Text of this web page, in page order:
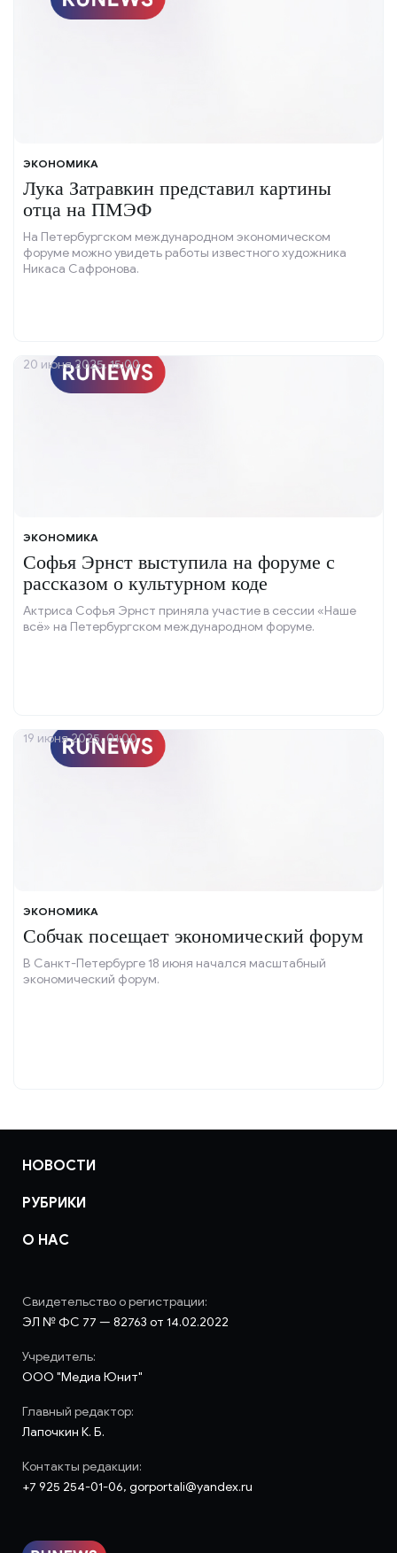
ЭКОНОМИКА
Лука Затравкин представил картины
отца на ПМЭФ
На Петербургском международном экономическом
форуме можно увидеть работы известного художника
Никаса Сафронова.
ЭКОНОМИКА
Софья Эрнст выступила на форуме с
рассказом о культурном коде
Актриса Софья Эрнст приняла участие в сессии «Наше
всё» на Петербургском международном форуме.
20 июня 2025, 15:00
ЭКОНОМИКА
Собчак посещает экономический форум
В Санкт-Петербурге 18 июня начался масштабный
экономический форум.
19 июня 2025, 01:00
НОВОСТИ
РУБРИКИ
О НАС
Свидетельство о регистрации:
ЭЛ № ФС 77 — 82763 от 14.02.2022
Учредитель:
ООО "Медиа Юнит"
Главный редактор:
Лапочкин К. Б.
Контакты редакции:
+7 925 254-01-06, gorportali@yandex.ru